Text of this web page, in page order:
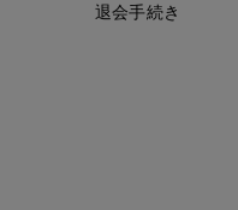
退会手続き